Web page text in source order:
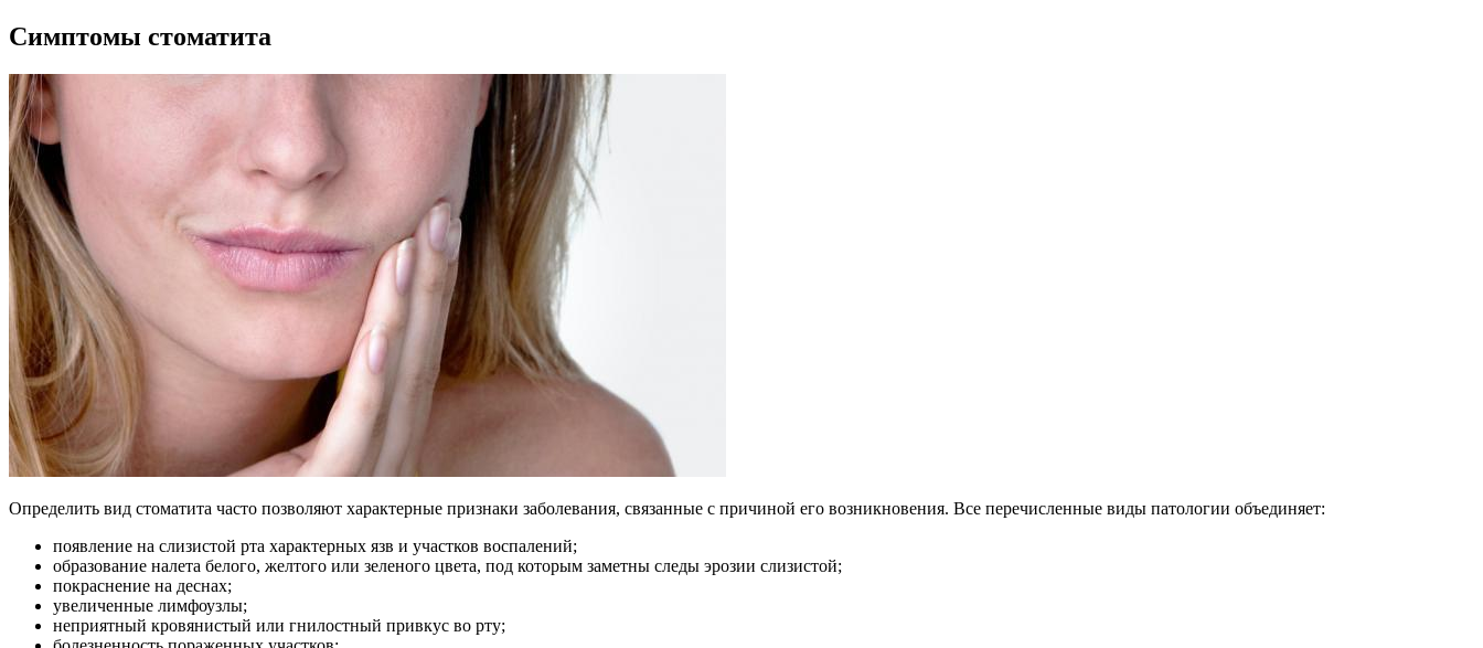
Симптомы стоматита
Определить вид стоматита часто позволяют характерные признаки заболевания, связанные с причиной его возникновения. Все перечисленные виды патологии объединяет:
появление на слизистой рта характерных язв и участков воспалений;
образование налета белого, желтого или зеленого цвета, под которым заметны следы эрозии слизистой;
покраснение на деснах;
увеличенные лимфоузлы;
неприятный кровянистый или гнилостный привкус во рту;